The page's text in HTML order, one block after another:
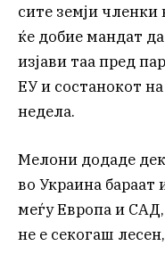
сите земји членки
ќе добие мандат да
изјави таа пред
ЕУ и состанокот
недела.
Мелони додаде
во Украина бараат
меѓу Европа и САД,
не е секогаш